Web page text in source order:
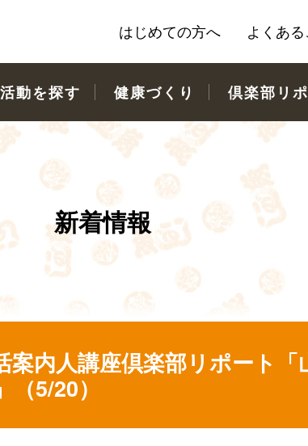
はじめての方へ よくあ
動を探す 健康づくり 倶楽部リ
新着情報
内人講座倶楽部リポート
5/20）